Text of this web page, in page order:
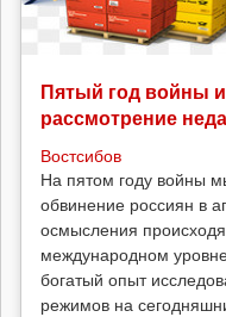
Пятый год войны
рассмотрение
Востсибов
На пятом году войны
обвинение россиян в
осмысления
международном
богатый опыт
режимов на